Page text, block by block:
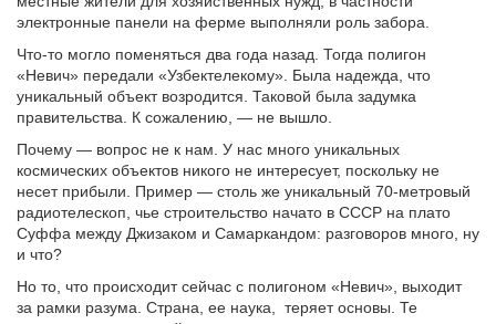
электронные панели на ферме выполняли роль забора.
Что-то могло поменяться два года назад. Тогда полигон
«Невич» передали «Узбектелекому». Была надежда, что
уникальный объект возродится. Таковой была задумка
правительства. К сожалению, — не вышло.
Почему — вопрос не к нам. У нас много уникальных
космических объектов никого не интересует, поскольку не
несет прибыли. Пример — столь же уникальный 70-метровый
радиотелескоп, чье строительство начато в СССР на плато
Суффа между Джизаком и Самаркандом: разговоров много, ну
и что?
Но то, что происходит сейчас с полигоном «Невич», выходит
за рамки разума. Страна, ее наука, теряет основы. Те